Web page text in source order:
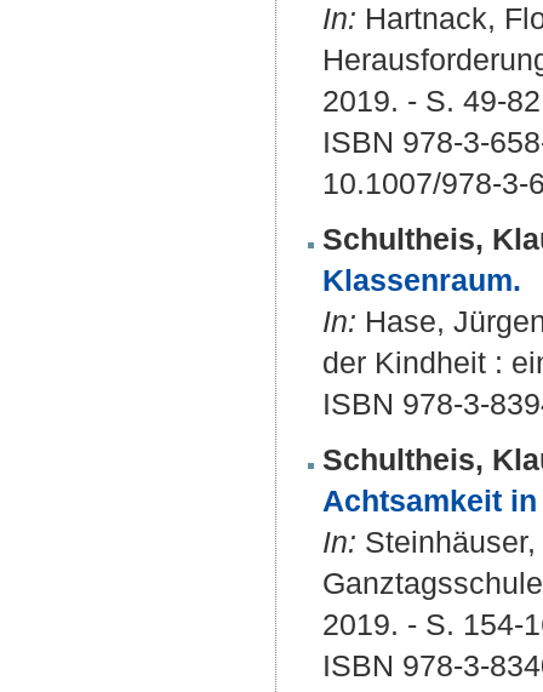
In: Hartnack,
2019. - S. 49-82
ISBN 978-3-
10.1007/978-3-
Schultheis,
Klassenraum.
In: Hase,
der Kindheit :
ISBN 978-3-
Schultheis,
Achtsamkeit
In:
2019. - S. 154-
ISBN 978-3-